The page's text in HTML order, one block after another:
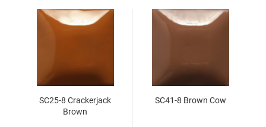
SC25-8 Crackerjack
Brown
SC41-8 Brown Cow